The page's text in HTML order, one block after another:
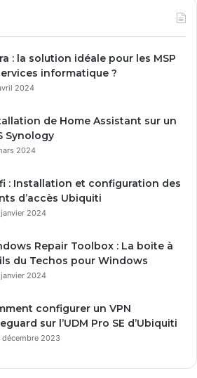
: la solution idéale pour les MSP
informatique ?
2024
de Home Assistant sur un
Synology
2024
: Installation et configuration des
d’accès Ubiquiti
janvier 2024
Repair Toolbox : La boite à
du Techos pour Windows
janvier 2024
configurer un VPN
sur l’UDM Pro SE d’Ubiquiti
décembre 2023